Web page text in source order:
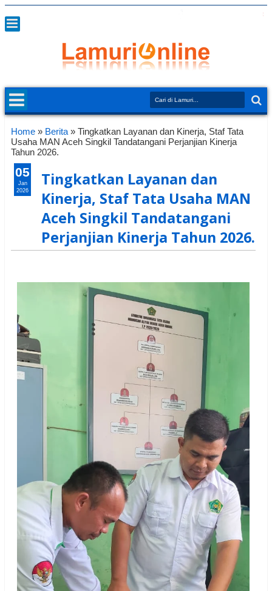
Home » Berita » Tingkatkan Layanan dan Kinerja, Staf Tata
Usaha MAN Aceh Singkil Tandatangani Perjanjian Kinerja
Tahun 2026.
Tingkatkan Layanan dan
Kinerja, Staf Tata Usaha MAN
Aceh Singkil Tandatangani
Perjanjian Kinerja Tahun 2026.
05
Jan
2026